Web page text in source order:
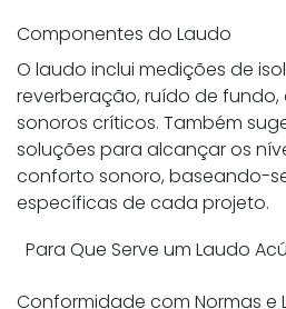
Componentes do Laudo
O laudo inclui medições de
reverberação, ruído de
sonoros críticos. Também
soluções para alcançar os
conforto sonoro, baseando-
específicas de cada projeto.
Para Que Serve um Laudo
Conformidade com Normas e